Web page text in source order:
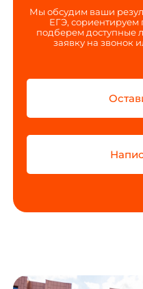
Мы обсудим ваши
ЕГЭ, сориентируем
подберем доступные
заявку на звонок